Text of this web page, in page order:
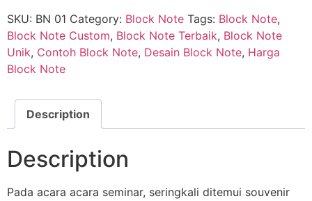
SKU: BN 01 Category: Block Note Tags: Block Note,
Block Note Custom, Block Note Terbaik, Block Note
Unik, Contoh Block Note, Desain Block Note, Harga
Block Note
Description
Description
Pada acara acara seminar, seringkali ditemui souvenir